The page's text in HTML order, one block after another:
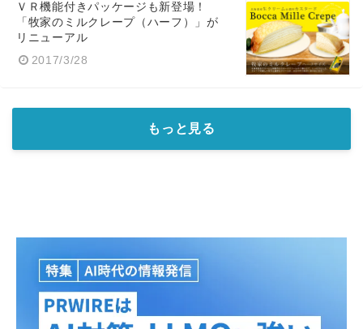
ＶＲ機能付きパッケージも新登場！
「牧家のミルクレープ（ハーフ）」が
リニューアル
2017/3/28
もっと見る
Japanese